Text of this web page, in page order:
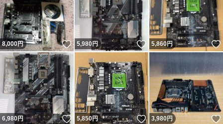
8,000円 いいね！
5,980円 いいね！
5,860円
6,980円 いいね！
5,850円 いいね！
3,980円